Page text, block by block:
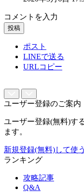
コメントを入力
投稿
ポスト
LINEで送る
URLコピー
ユーザー登録のご案内
ユーザー登録(無料)す
ます。
新規登録(無料)して使う
ランキング
攻略記事
Q&A